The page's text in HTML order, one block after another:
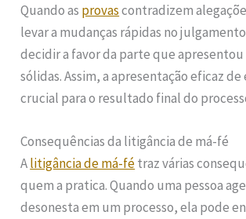
Quando as provascontradizem
levar a mudanças rápidas no
decidir a favor da parte que apresentou
sólidas. Assim, a apresentação eficaz de
crucial para o resultado final do
Consequências da litigância de má-fé
Alitigância de má-fétraz várias
quem a pratica. Quando uma pessoa
desonesta em um processo, ela pode